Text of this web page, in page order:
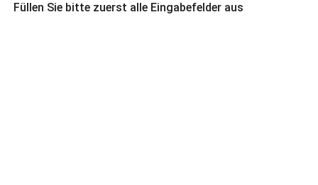
Füllen Sie bitte zuerst alle Eingabefelder aus